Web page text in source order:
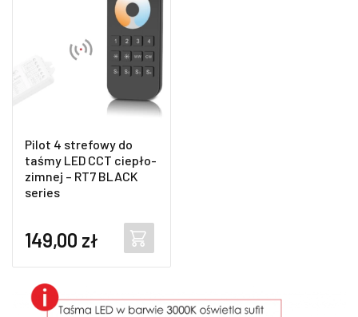
Pilot 4 strefowy do
taśmy LED CCT ciepło-
zimnej – RT7 BLACK
series
149,00 zł